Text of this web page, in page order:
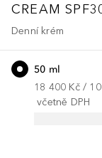
CREAM
Denní krém
50 ml
18 400 Kč /
včetně DPH